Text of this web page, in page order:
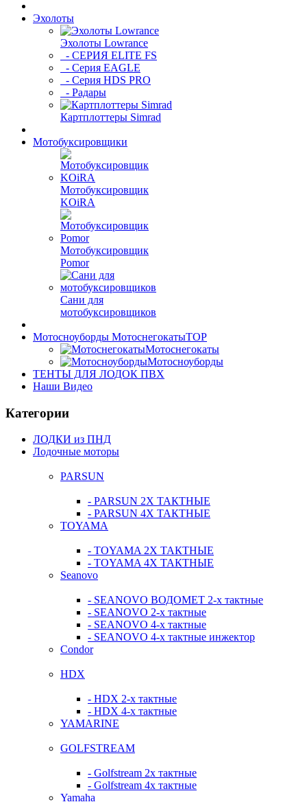
Эхолоты
Эхолоты Lowrance
- СЕРИЯ ELITE FS
- Серия EAGLE
- Серия HDS PRO
- Радары
Картплоттеры Simrad
Мотобуксировщики
Мотобуксировщик
KOiRA
Мотобуксировщик
Pomor
Сани для
мотобуксировщиков
Мотосноуборды МотоснегокатыTOP
Мотоснегокаты
Мотосноуборды
ТЕНТЫ ДЛЯ ЛОДОК ПВХ
Наши Видео
Категории
ЛОДКИ из ПНД
Лодочные моторы
PARSUN
- PARSUN 2Х ТАКТНЫЕ
- PARSUN 4Х ТАКТНЫЕ
TOYAMA
- TOYAMA 2Х ТАКТНЫЕ
- TOYAMA 4Х ТАКТНЫЕ
Seanovo
- SEANOVO ВОДОМЕТ 2-х тактные
- SEANOVO 2-х тактные
- SEANOVO 4-х тактные
- SEANOVO 4-х тактные инжектор
Condor
HDX
- HDX 2-х тактные
- HDX 4-х тактные
YAMARINE
GOLFSTREAM
- Golfstream 2х тактные
- Golfstream 4х тактные
Yamaha